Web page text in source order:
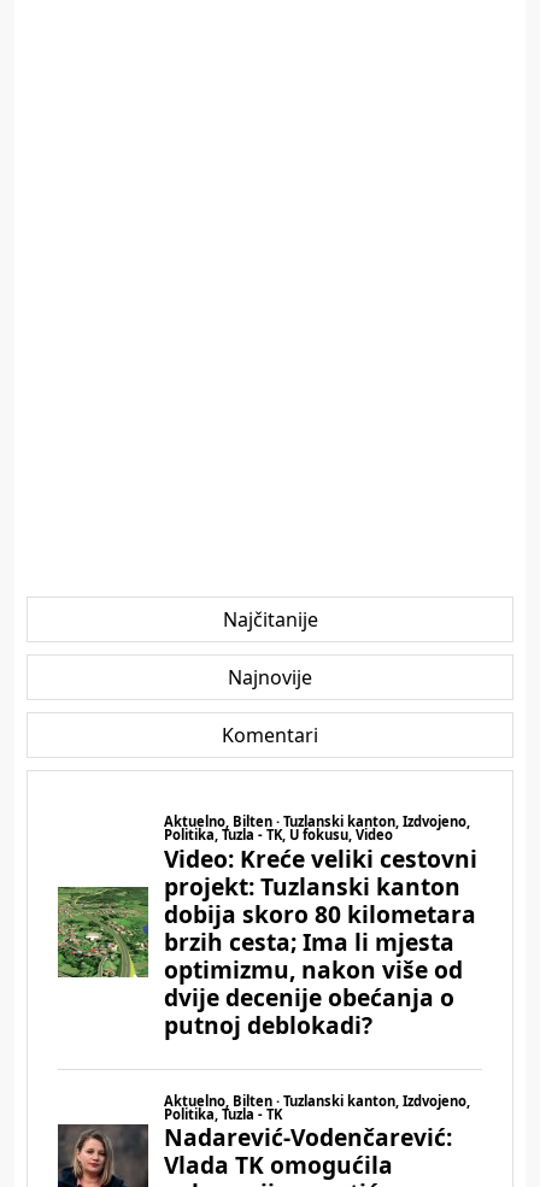
Najčitanije
Najnovije
Komentari